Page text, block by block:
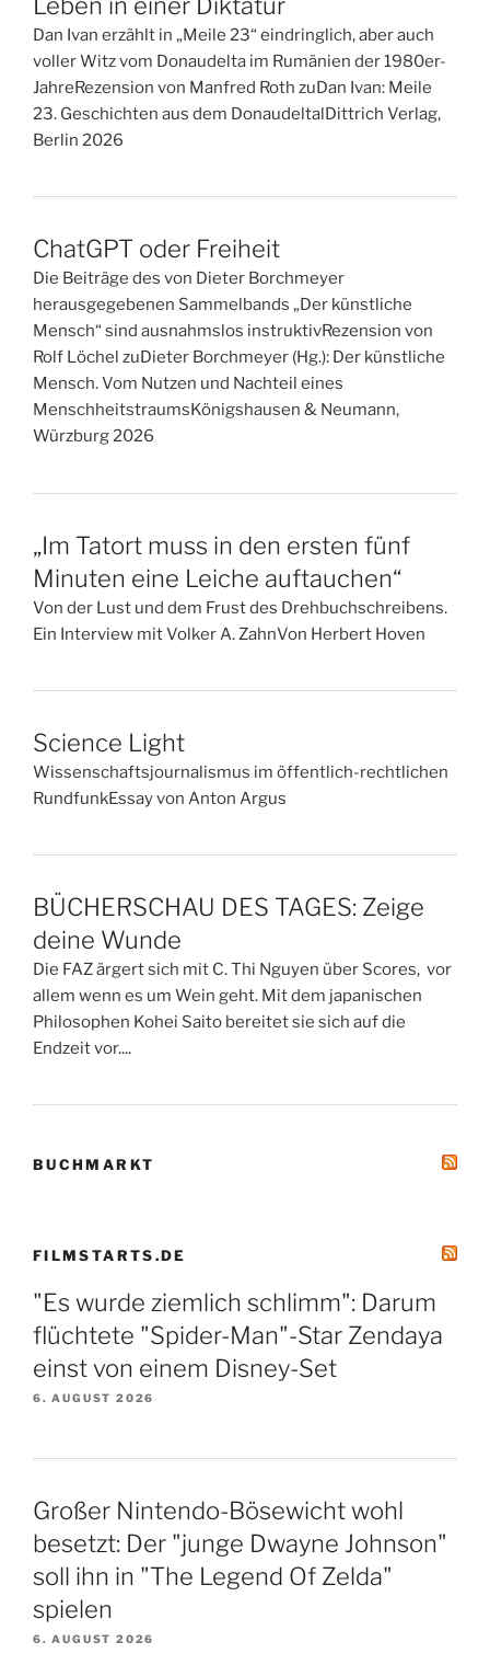
Dan Ivan erzählt in „Meile 23“ eindringlich, aber auch
voller Witz vom Donaudelta im Rumänien der 1980er-
JahreRezension von Manfred Roth zuDan Ivan: Meile
23. Geschichten aus dem DonaudeltalDittrich Verlag,
Berlin 2026
ChatGPT oder Freiheit
Die Beiträge des von Dieter Borchmeyer
herausgegebenen Sammelbands „Der künstliche
Mensch“ sind ausnahmslos instruktivRezension von
Rolf Löchel zuDieter Borchmeyer (Hg.): Der künstliche
Mensch. Vom Nutzen und Nachteil eines
MenschheitstraumsKönigshausen & Neumann,
Würzburg 2026
„Im Tatort muss in den ersten fünf
Minuten eine Leiche auftauchen“
Von der Lust und dem Frust des Drehbuchschreibens.
Ein Interview mit Volker A. ZahnVon Herbert Hoven
Science Light
Wissenschaftsjournalismus im öffentlich-rechtlichen
RundfunkEssay von Anton Argus
BÜCHERSCHAU DES TAGES: Zeige
deine Wunde
Die FAZ ärgert sich mit C. Thi Nguyen über Scores, vor
allem wenn es um Wein geht. Mit dem japanischen
Philosophen Kohei Saito bereitet sie sich auf die
Endzeit vor....
BUCHMARKT
FILMSTARTS.DE
"Es wurde ziemlich schlimm": Darum
flüchtete "Spider-Man"-Star Zendaya
einst von einem Disney-Set
6. AUGUST 2026
Großer Nintendo-Bösewicht wohl
besetzt: Der "junge Dwayne Johnson"
soll ihn in "The Legend Of Zelda"
spielen
6. AUGUST 2026